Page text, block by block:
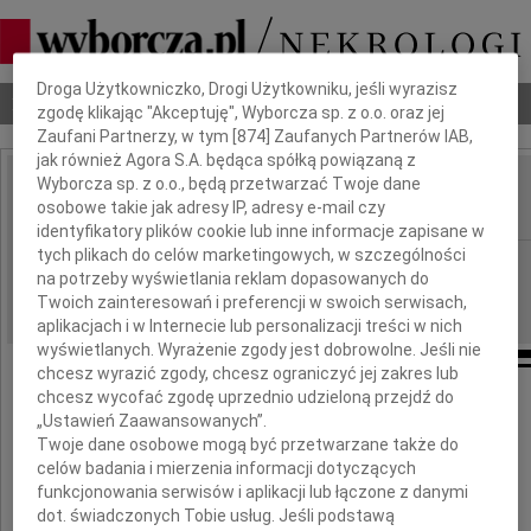
Nekrologi Odeszli Poradnik pogrzebowy
IMIĘ I NAZWISKO: Leszek Wertejuka
REGION: Lublin
DATA EMISJI: 30.10.2020
Z głębokim smutkiem przyjęliśmy
wiadomość o śmierci
Dbamy o Twoją prywatność
Droga Użytkowniczko, Drogi Użytkowniku, jeśli wyrazisz
zgodę klikając "Akceptuję", Wyborcza sp. z o.o. oraz jej
Zaufani Partnerzy, w tym [874 ] Zaufanych Partnerów IAB,
jak również Agora S.A. będąca spółką powiązaną z
Wyborcza sp. z o.o., będą przetwarzać Twoje dane
osobowe takie jak adresy IP, adresy e-mail czy
identyfikatory plików cookie lub inne informacje zapisane w
tych plikach do celów marketingowych, w szczególności
na potrzeby wyświetlania reklam dopasowanych do
Twoich zainteresowań i preferencji w swoich serwisach,
aplikacjach i w Internecie lub personalizacji treści w nich
wyświetlanych. Wyrażenie zgody jest dobrowolne. Jeśli nie
chcesz wyrazić zgody, chcesz ograniczyć jej zakres lub
chcesz wycofać zgodę uprzednio udzieloną przejdź do
„Ustawień Zaawansowanych”.
Twoje dane osobowe mogą być przetwarzane także do
celów badania i mierzenia informacji dotyczących
funkcjonowania serwisów i aplikacji lub łączone z danymi
dot. świadczonych Tobie usług. Jeśli podstawą